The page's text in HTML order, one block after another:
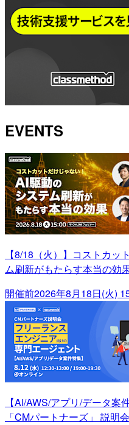
EVENTS
【8/18（火）】コストカ
ム刷新がもたらす本当の効
開催前2026年8月18日(火)
【AI/AWS/アプリ/データ
「CMパートナーズ」 説明